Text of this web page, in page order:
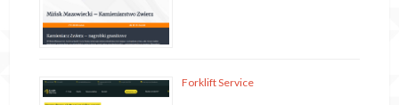
Forklift Service